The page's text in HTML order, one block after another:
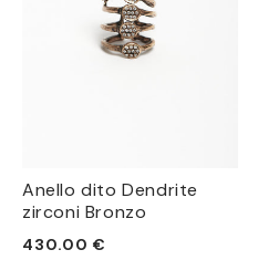
Anello dito Dendrite
zirconi Bronzo
Prezzo
430.00 €